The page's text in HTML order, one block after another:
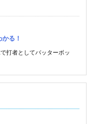
る！
打者としてバッターボッ